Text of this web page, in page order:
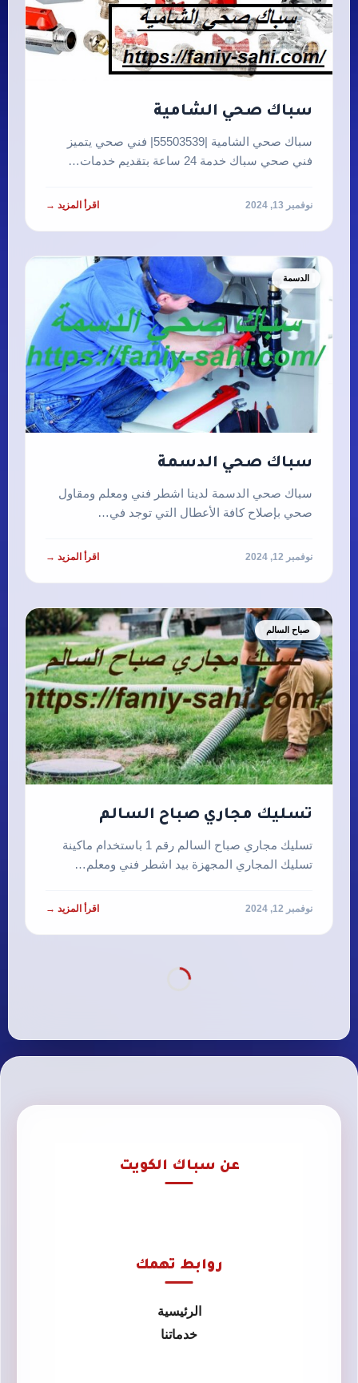
سباك صحي الشامية
سباك صحي الشامية |55503539| فني صحي يتميز
فني صحي سباك خدمة 24 ساعة بتقديم خدمات…
نوفمبر 13, 2024 اقرأ المزيد →
الدسمة
سباك صحي الدسمة
سباك صحي الدسمة لدينا اشطر فني ومعلم ومقاول
صحي بإصلاح كافة الأعطال التي توجد في…
نوفمبر 12, 2024 اقرأ المزيد →
صباح السالم
تسليك مجاري صباح السالم
تسليك مجاري صباح السالم رقم 1 باستخدام ماكينة
تسليك المجاري المجهزة بيد اشطر فني ومعلم…
نوفمبر 12, 2024 اقرأ المزيد →
عن سباك الكويت
روابط تهمك
الرئيسية
خدماتنا